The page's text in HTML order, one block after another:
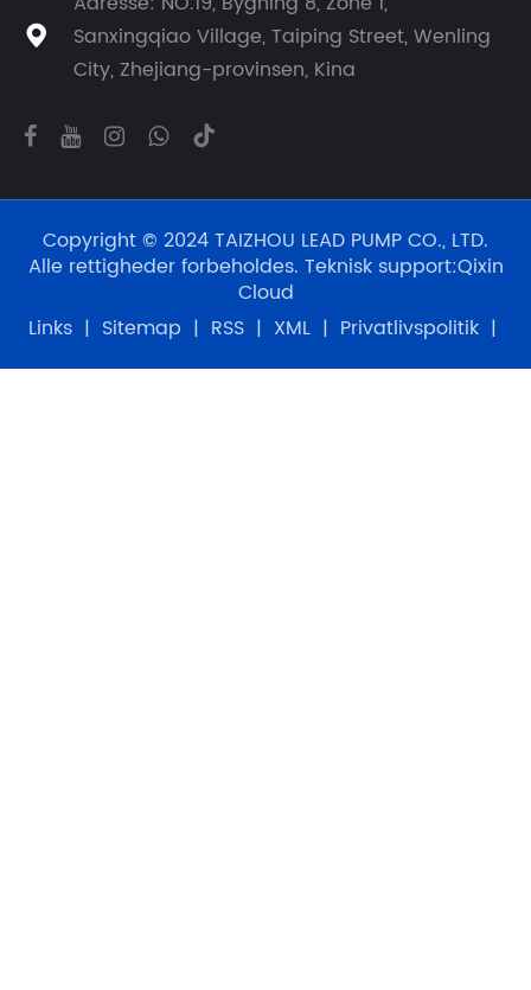

Sanxingqiao Village, Taiping Street, Wenling
City, Zhejiang-provinsen, Kina
Copyright © 2024 TAIZHOU LEAD PUMP CO., LTD.
Alle rettigheder forbeholdes. Teknisk support:Qixin
Cloud
Links | Sitemap | RSS | XML | Privatlivspolitik |